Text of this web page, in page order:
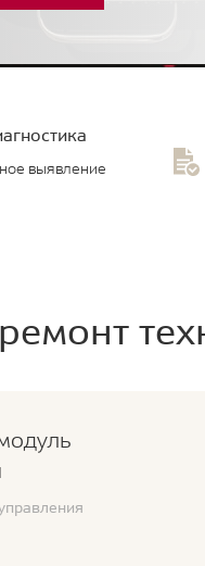
выявление